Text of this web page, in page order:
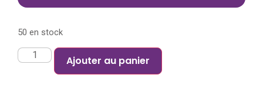
50 en stock
Ajouter au panier